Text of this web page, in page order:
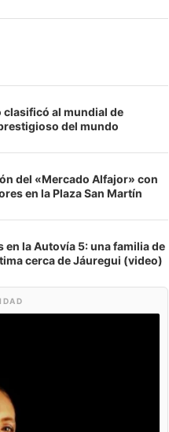
clasificó al mundial de
del mundo
del «Mercado Alfajor» con
en la Plaza San Martín
en la Autovía 5: una familia de
cerca de Jáuregui (video)